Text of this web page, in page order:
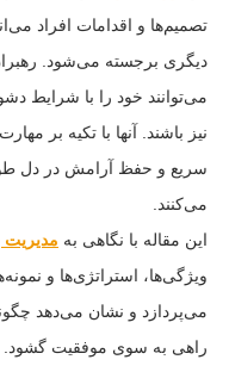
تصمیم‌ها و اقدامات افراد
دیگری برجسته می‌شود.
می‌توانند خود را با شرایط
نیز باشند. آنها با تکیه بر
سریع و حفظ آرامش در دل
می‌کنند.
این مقاله با نگاهی به مدیریت
ویژگی‌ها، استراتژی‌ها و
می‌پردازد و نشان می‌دهد
راهی به سوی موفقیت گشود.